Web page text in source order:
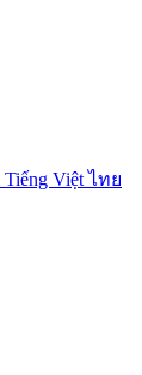
Tiếng Việtไทย